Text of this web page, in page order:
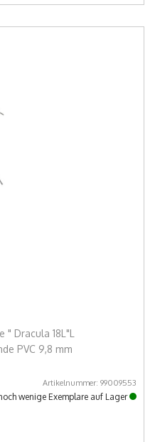
Dracula 18L"L
PVC 9,8 mm
Artikelnummer: 99009553
wenige Exemplare auf Lager